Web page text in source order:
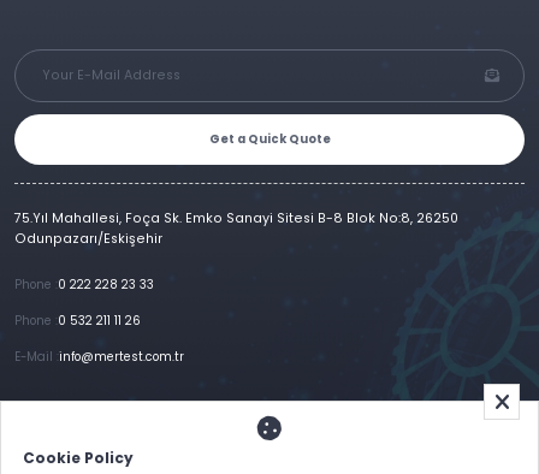
Cookie Policy
Get a Quick Quote
75.Yıl Mahallesi, Foça Sk. Emko Sanayi Sitesi B-8 Blok No:8, 26250
Odunpazarı/Eskişehir
Phone : 0 222 228 23 33
Phone : 0 532 211 11 26
E-Mail :info@mertest.com.tr
References